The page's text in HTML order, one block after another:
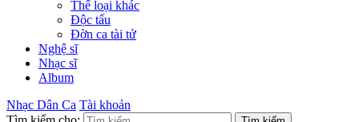
Thể loại khác
Độc tấu
Đờn ca tài tử
Nghệ sĩ
Nhạc sĩ
Album
Nhạc Dân Ca Tài khoản